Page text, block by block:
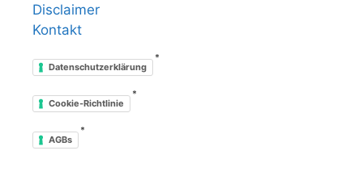
Disclaimer
Kontakt
Datenschutzerklärung
*
Cookie-Richtlinie
*
AGBs
*